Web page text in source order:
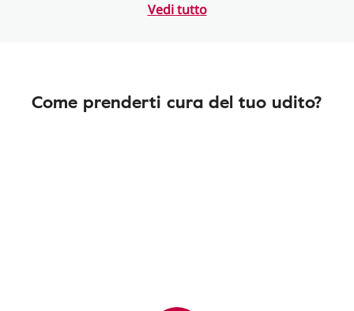
Vedi tutto
Come prenderti cura del tuo udito?